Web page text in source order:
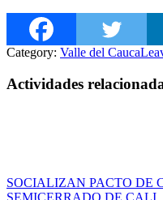
Category: Valle del Cauca
Actividades
SOCIALIZAN PACTO DE